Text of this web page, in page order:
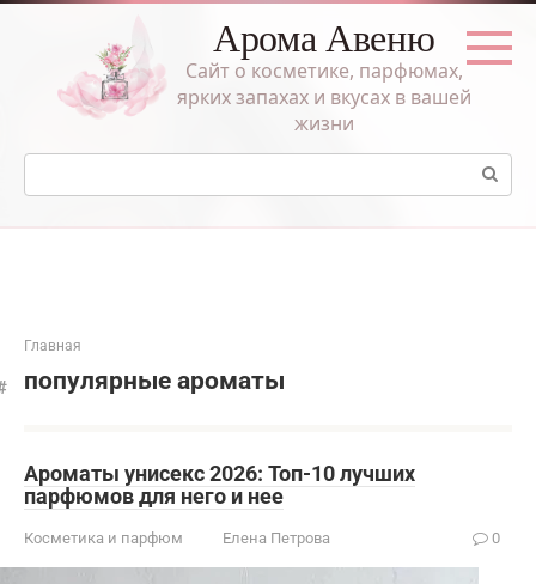
Перейти
Арома Авеню
Сайт о косметике, парфюмах,
ярких запахах и вкусах в вашей
жизни
Поиск:
Главная
популярные ароматы
Ароматы унисекс 2026: Топ-10 лучших
парфюмов для него и нее
Косметика и парфюм Елена Петрова 0